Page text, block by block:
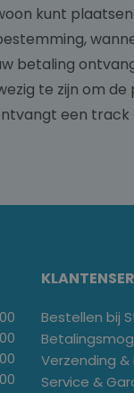
kunt
betaling
te zijn om
een
Bestellen bij
Verzending &
Service &